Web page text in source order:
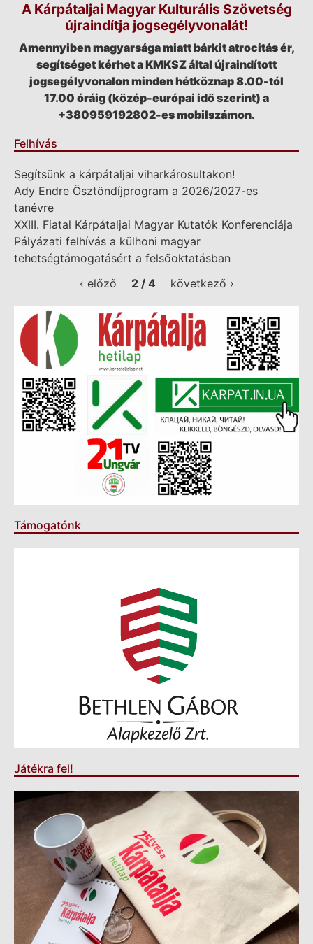
A Kárpátaljai Magyar Kulturális Szövetség
újraindítja jogsegélyvonalát!
Amennyiben magyarsága miatt bárkit atrocitás ér,
segítséget kérhet a KMKSZ által újraindított
jogsegélyvonalon minden hétköznap 8.00-tól
17.00 óráig (közép-európai idő szerint) a
+380959192802-es mobilszámon.
Felhívás
Segítsünk a kárpátaljai viharkárosultakon!
Ady Endre Ösztöndíjprogram a 2026/2027-es
tanévre
XXIII. Fiatal Kárpátaljai Magyar Kutatók Konferenciája
Pályázati felhívás a külhoni magyar
tehetségtámogatásért a felsőoktatásban
‹ előző
2 / 4 következő ›
Támogatónk
Játékra fel!